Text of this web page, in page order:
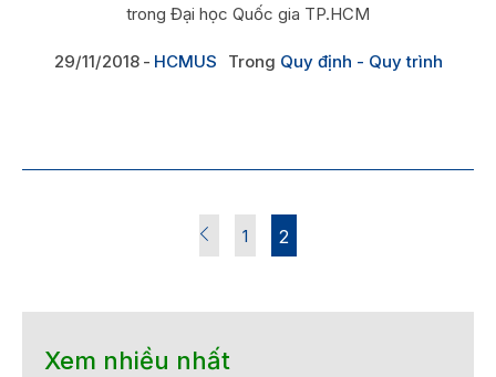
trong Đại học Quốc gia TP.HCM
29/11/2018 HCMUS Trong Quy định - Quy trình
1 2
Xem nhiều nhất